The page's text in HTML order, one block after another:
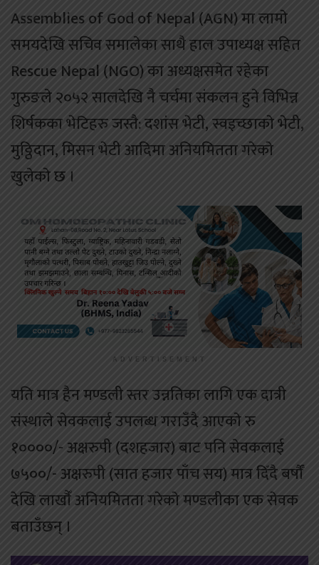
Assemblies of God of Nepal (AGN) मा लामाे
समयदेखि सचिव समालेका साथै हाल उपाध्यक्ष सहित
Rescue Nepal (NGO) का अध्यक्षसमेत रहेका
गुरुङले २०५२ सालदेखि नै चर्चमा संकलन हुने विभिन्न
शिर्षकका भेटिहरु जस्तै: दशांस भेटी, स्वइच्छाकाे भेटी,
मुठ्ठिदान, मिसन भेटी आदिमा अनियमितता गरेकाे
खुलेकाे छ ।
ADVERTISEMENT
यति मात्र हैन मण्डली स्तर उन्नतिका लागि एक दात्री
संस्थाले सेवकलाई उपलब्ध गराउँदै आएकाे रु
१००००/- अक्षरुपी (दशहजार) बाट पनि सेवकलाई
७५००/- अक्षरुपी (सात हजार पाँच सय) मात्र दिँदै बर्षाैँ
देखि लाखाैँ अनियमितता गरेकाे मण्डलीका एक सेवक
बताउँछन् ।